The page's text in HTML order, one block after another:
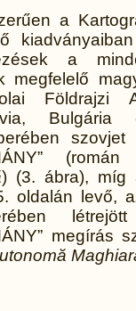
a
a
megfelelő
szovjet
(román
) (3. ábra), míg
oldalán levő,
megírás